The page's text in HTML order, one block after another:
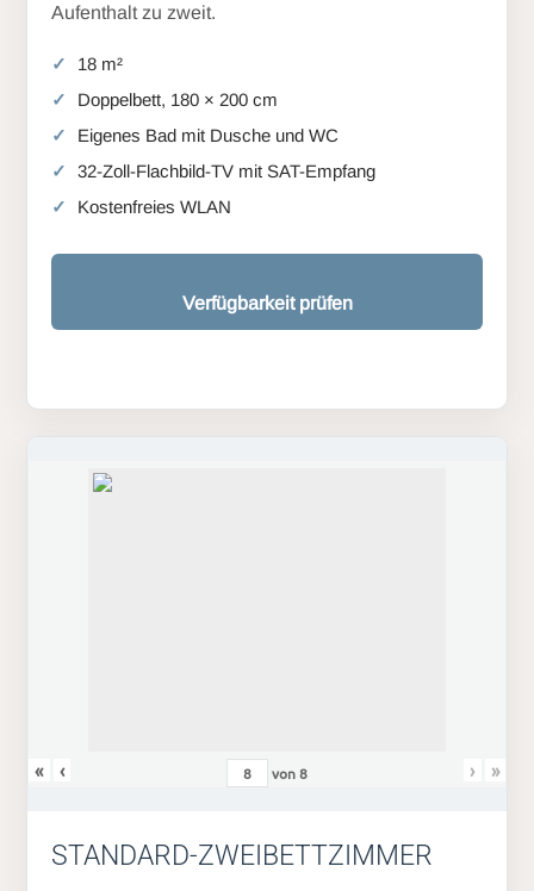
Aufenthalt zu zweit.
18 m²
Doppelbett, 180 × 200 cm
Eigenes Bad mit Dusche und WC
32-Zoll-Flachbild-TV mit SAT-Empfang
Kostenfreies WLAN
Verfügbarkeit prüfen
« ‹ von8 › »
STANDARD-ZWEIBETTZIMMER